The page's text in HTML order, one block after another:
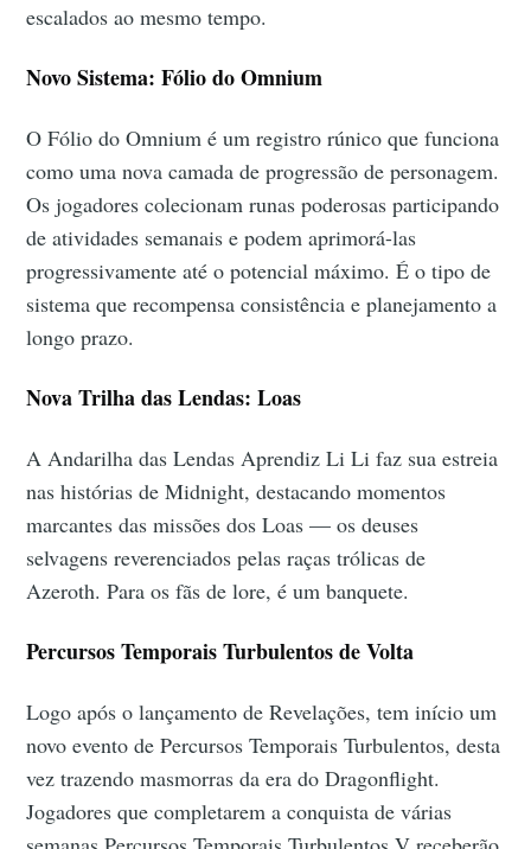
escalados ao mesmo tempo.
Novo Sistema: Fólio do Omnium
O Fólio do Omnium é um registro rúnico que funciona
como uma nova camada de progressão de personagem.
Os jogadores colecionam runas poderosas participando
de atividades semanais e podem aprimorá-las
progressivamente até o potencial máximo. É o tipo de
sistema que recompensa consistência e planejamento a
longo prazo.
Nova Trilha das Lendas: Loas
A Andarilha das Lendas Aprendiz Li Li faz sua estreia
nas histórias de Midnight, destacando momentos
marcantes das missões dos Loas — os deuses
selvagens reverenciados pelas raças trólicas de
Azeroth. Para os fãs de lore, é um banquete.
Percursos Temporais Turbulentos de Volta
Logo após o lançamento de Revelações, tem início um
novo evento de Percursos Temporais Turbulentos, desta
vez trazendo masmorras da era do Dragonflight.
Jogadores que completarem a conquista de várias